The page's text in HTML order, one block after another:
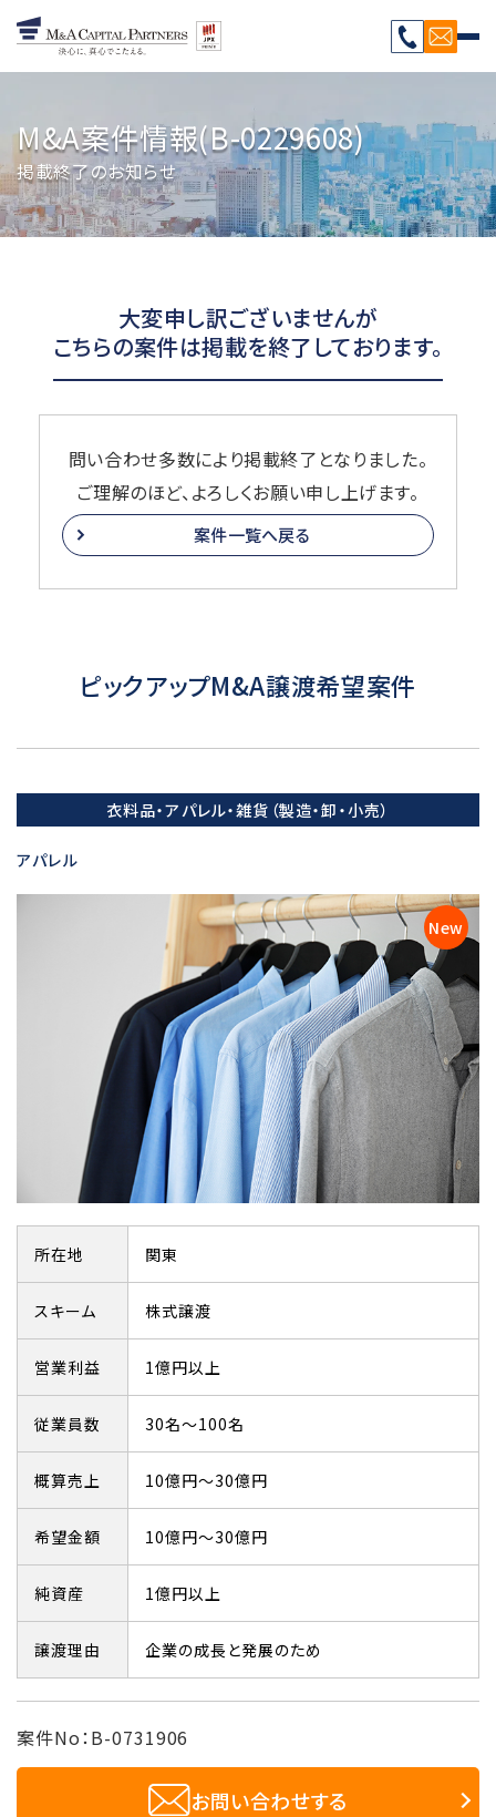
M&A案件情報(B-0229608)
掲載終了のお知らせ
大変申し訳ございませんが
こちらの案件は掲載を終了しております。
問い合わせ多数により掲載終了となりました。
ご理解のほど、よろしくお願い申し上げます。
案件一覧へ戻る
ピックアップM&A譲渡希望案件
衣料品・アパレル・雑貨（製造・卸・小売）
アパレル
所在地 関東
スキーム 株式譲渡
営業利益 1億円以上
従業員数 30名～100名
概算売上 10億円～30億円
希望金額 10億円～30億円
純資産 1億円以上
譲渡理由 企業の成長と発展のため
案件No：B-0731906
お問い合わせする